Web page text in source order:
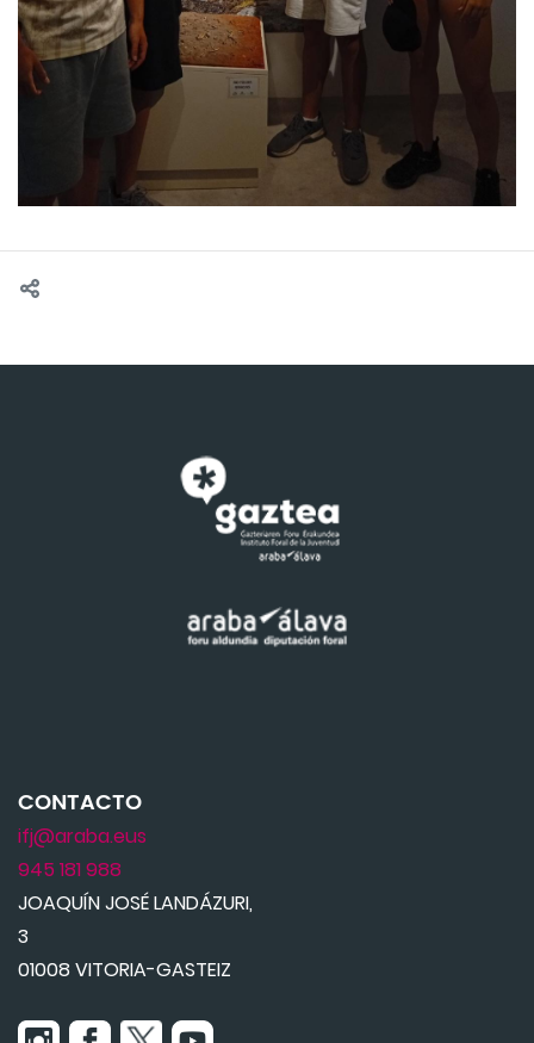
CONTACTO
ifj@araba.eus
945 181 988
JOAQUÍN JOSÉ LANDÁZURI,
3
01008 VITORIA-GASTEIZ